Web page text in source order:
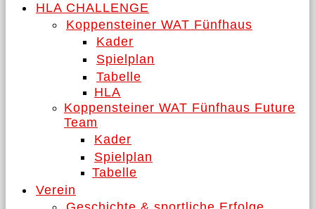
HLA CHALLENGE
Koppensteiner WAT Fünfhaus
Kader
Spielplan
Tabelle
HLA
Koppensteiner WAT Fünfhaus Future
Team
Kader
Spielplan
Tabelle
Verein